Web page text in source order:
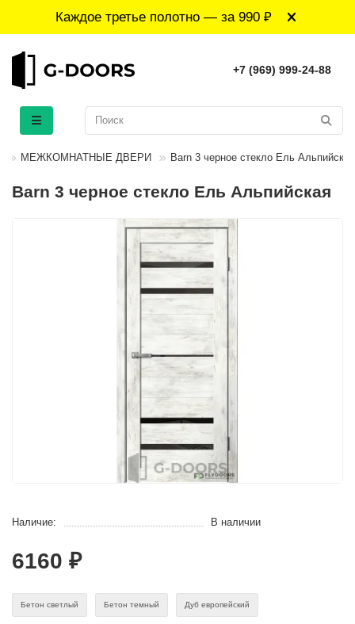
Каждое третье полотно — за 990 ₽
+7 (969) 999-24-88
МЕЖКОМНАТНЫЕ ДВЕРИ Barn 3 черное стекло Ель Альпийская
Barn 3 черное стекло Ель Альпийская
Наличие: В наличии
6160 ₽
Бетон светлый Бетон темный Дуб европейский